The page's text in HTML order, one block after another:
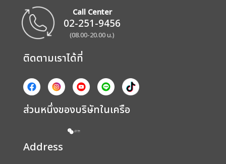
Call Center
02-251-9456
(08.00-20.00 น.)
ติดตามเราได้ที่
ส่วนหนึ่งของบริษัทในเครือ
Address